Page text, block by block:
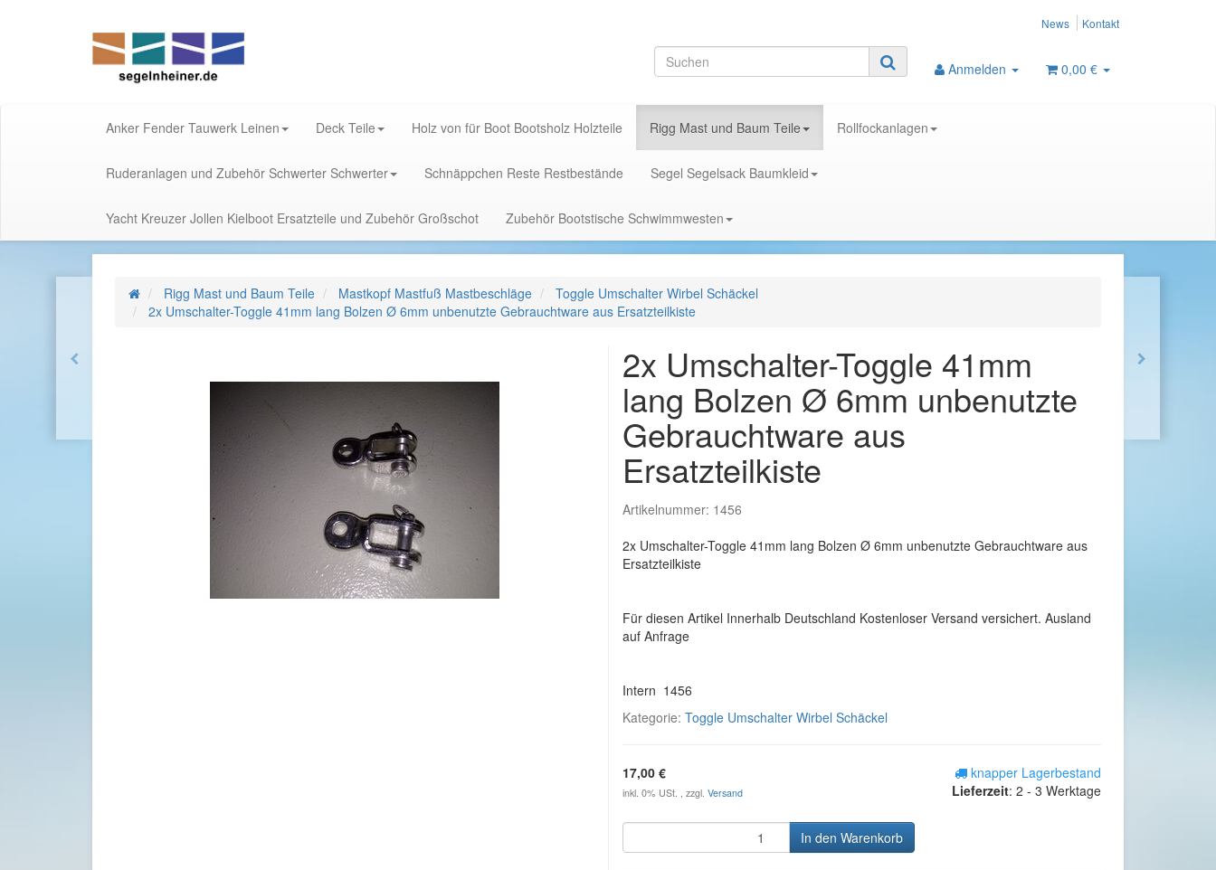
News Kontakt
Anmelden 0,00 €
Anker Fender Tauwerk Leinen Deck Teile Holz von für Boot Bootsholz Holzteile Rigg Mast und Baum Teile Rollfockanlagen
Ruderanlagen und Zubehör Schwerter Schwerter Schnäppchen Reste Restbestände Segel Segelsack Baumkleid
Yacht Kreuzer Jollen Kielboot Ersatzteile und Zubehör Großschot Zubehör Bootstische Schwimmwesten
Rigg Mast und Baum Teile Mastkopf Mastfuß Mastbeschläge
Toggle Umschalter Wirbel Schäckel
2x Umschalter-Toggle 41mm lang Bolzen Ø 6mm unbenutzte Gebrauchtware aus Ersatzteilkiste
2x Umschalter-Toggle 41mm
lang Bolzen Ø 6mm unbenutzte
Gebrauchtware aus
Ersatzteilkiste
Artikelnummer: 1456
2x Umschalter-Toggle 41mm lang Bolzen Ø 6mm unbenutzte Gebrauchtware aus
Ersatzteilkiste
Für diesen Artikel Innerhalb Deutschland Kostenloser Versand versichert. Ausland
auf Anfrage
Intern 1456
Kategorie: Toggle Umschalter Wirbel Schäckel
17,00 €
inkl. 0% USt. , zzgl. Versand
knapper Lagerbestand
Lieferzeit: 2 - 3 Werktage
In den Warenkorb